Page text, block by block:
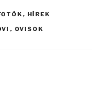
, HÍREK
, OVISOK